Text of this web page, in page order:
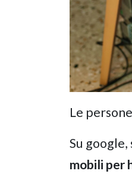
Le
Su
mobili per